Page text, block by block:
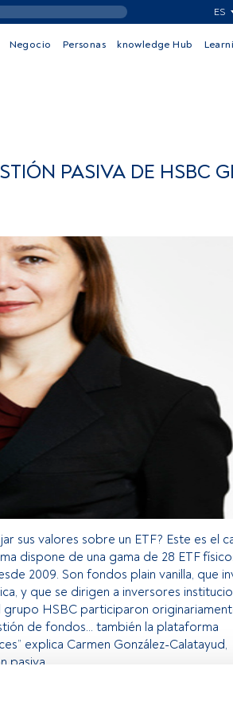
ES
Negocio Personas knowledge Hub
PASIVA DE HSBC
sus valores sobre un ETF? Este es el
dispone de una gama de 28 ETF
2009. Son fondos plain vanilla, que
y que se dirigen a inversores
grupo HSBC participaron
de fondos… también la plataforma
explica Carmen González-Calatayud,
pasiva.